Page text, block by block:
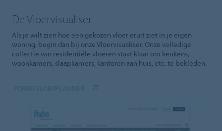
De Vloervisualiser
Als je wilt zien hoe een gekozen vloer eruit ziet in je eigen
woning, begin dan bij onze Vloervisualiser. Onze volledige
collectie van residentiële vloeren staat klaar om keukens,
woonkamers, slaapkamers, kantoren aan huis, etc. te bekleden.